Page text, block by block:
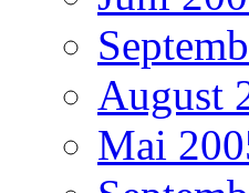
August
Mai